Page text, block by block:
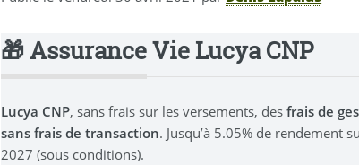
🎁 Assurance Vie Lucya CNP
Lucya CNP, sans frais sur les versements, desfrais de
sans frais de transaction. Jusqu’à 5.05% de rendement
2027 (sous conditions).